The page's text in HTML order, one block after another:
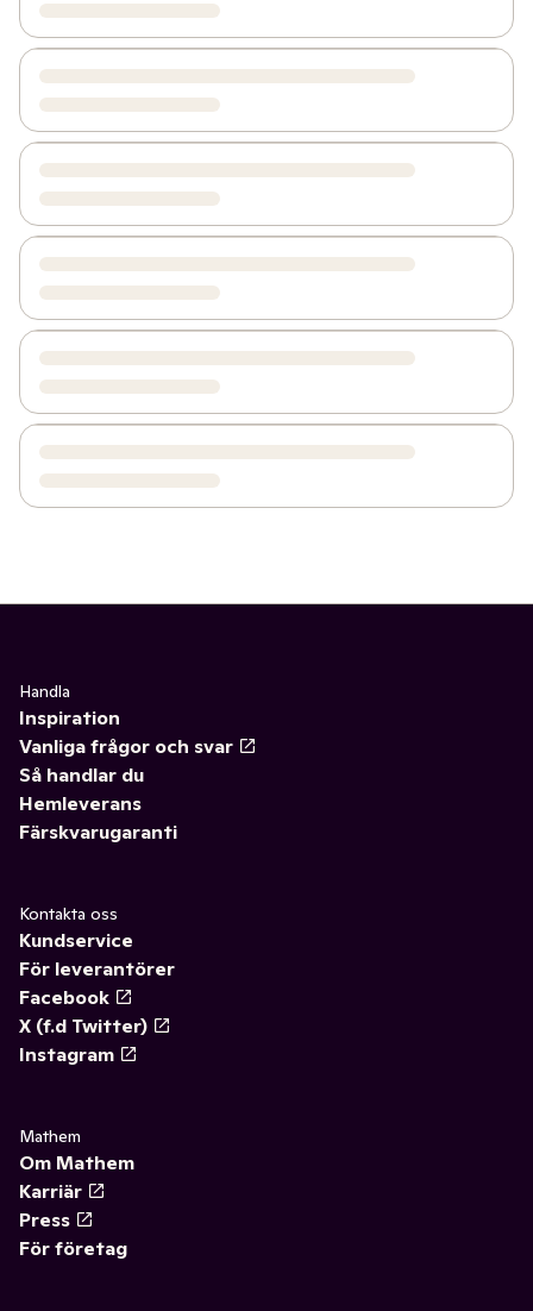
Handla
Inspiration
Vanliga frågor och svar
Så handlar du
Hemleverans
Färskvarugaranti
Kontakta oss
Kundservice
För leverantörer
Facebook
X (f.d Twitter)
Instagram
Mathem
Om Mathem
Karriär
Press
För företag